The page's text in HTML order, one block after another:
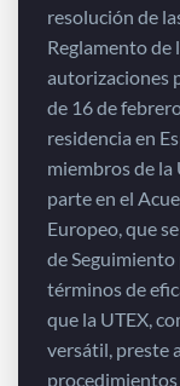
resolución de
Reglamento de
autorizaciones
de 16 de
residencia en
miembros de
parte en el
Europeo, que
de
términos de
que la UTEX,
versátil, preste